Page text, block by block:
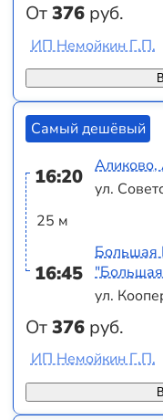
От376 руб.
ИП Немойкин Г.П.
Самый дешёвый
16:20
25 м
16:45
От376 руб.
Аликово,
ул.
Большая
ул.
ИП Немойкин Г.П.